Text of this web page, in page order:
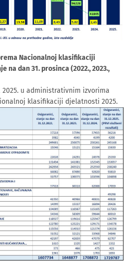
Nacionalnoj klasifikaciji
na dan 31. prosinca (2022., 2023.,
u administrativnim izvorima
klasifikaciji djelatnosti 2025.